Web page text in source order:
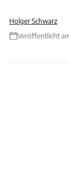
Holger Schwarz
Veröffentlicht